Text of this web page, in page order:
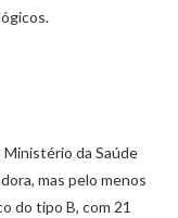
da Saúde
mas pelo menos
do tipo B, com 21